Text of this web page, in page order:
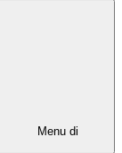
Menu di